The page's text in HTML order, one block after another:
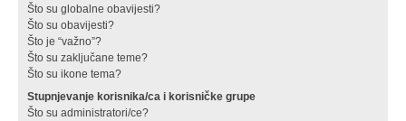
Što su globalne obavijesti?
Što su obavijesti?
Što je “važno”?
Što su zaključane teme?
Što su ikone tema?
Stupnjevanje korisnika/ca i korisničke grupe
Što su administratori/ce?